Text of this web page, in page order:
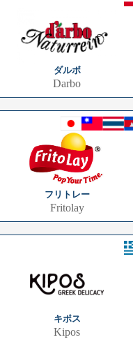
ダルボ
Darbo
フリトレー
Fritolay
キポス
Kipos